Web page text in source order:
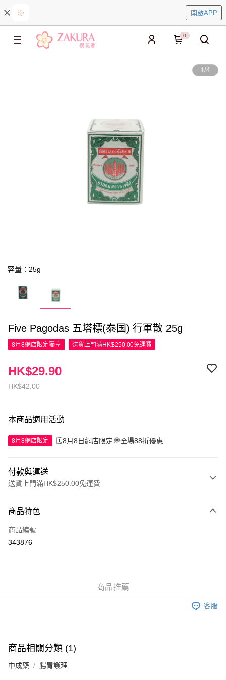
開啟APP
0
1/4
容量：25g
Five Pagodas 五塔標(泰国) 行軍散 25g
8月8網店限定獨享 送貨上門滿HK$250.00免運費
HK$42.00
HK$29.90
本商品適用活動
8月8網店限定 🗓️8月8日網店限定💭全場88折優惠
付款與運送
送貨上門滿HK$250.00免運費
信用卡
Apple Pay
付款後門市自取，訂單確認後2-4個工作天到店，7天內取。逾期後
商品特色
商品編號
343876
商品推薦
客服
商品相關分類 (1)
中成藥 腸胃護理